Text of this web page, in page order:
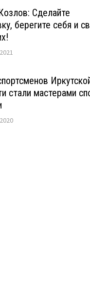
Сделайте
берегите себя и
стали мастерами